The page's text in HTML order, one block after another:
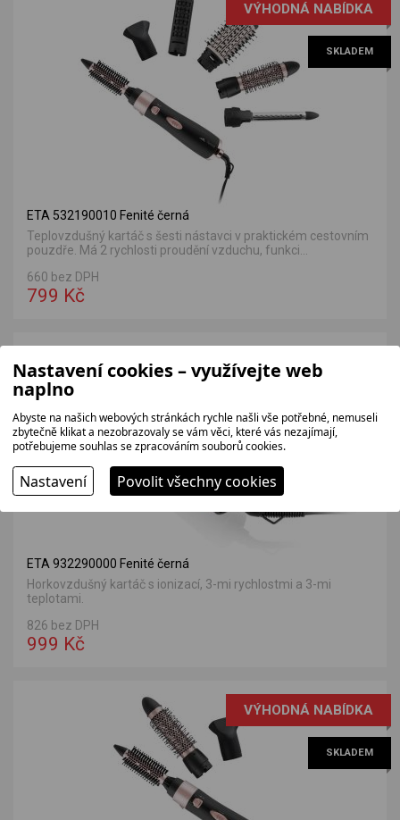
VÝHODNÁ NABÍDKA
SKLADEM
ETA 532190010 Fenité černá
Teplovzdušný kartáč s šesti nástavci v praktickém cestovním
pouzdře. Má 2 rychlosti proudění vzduchu, funkci...
660 bez DPH
799 Kč
VÝHODNÁ NABÍDKA
ETA 932290000 Fenité černá
Horkovzdušný kartáč s ionizací, 3-mi rychlostmi a 3-mi
teplotami.
826 bez DPH
999 Kč
VÝHODNÁ NABÍDKA
SKLADEM
Nastavení cookies – využívejte web
naplno
Abyste na našich webových stránkách rychle našli vše potřebné, nemuseli
zbytečně klikat a nezobrazovaly se vám věci, které vás nezajímají,
potřebujeme souhlas se zpracováním souborů cookies.
Nastavení Povolit všechny cookies